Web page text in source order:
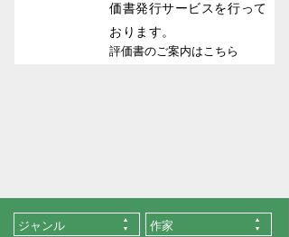
価書発行サービスを行って
おります。
評価書のご案内はこちら
ジャンル 作家